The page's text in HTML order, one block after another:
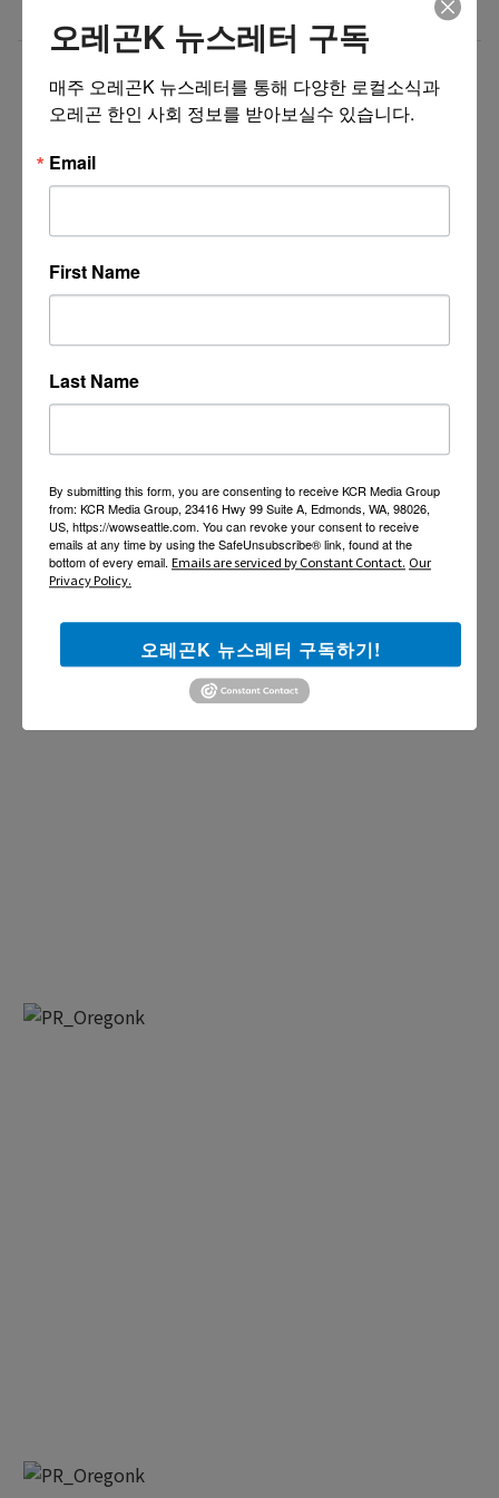
07/31/26
오레곤K 뉴스레터 구독
매주 오레곤K 뉴스레터를 통해 다양한 로컬소식과
오레곤 한인 사회 정보를 받아보실수 있습니다.
Email
First Name
Last Name
By submitting this form, you are consenting to receive KCR Media Group
from: KCR Media Group, 23416 Hwy 99 Suite A, Edmonds, WA, 98026,
US, https://wowseattle.com. You can revoke your consent to receive
emails at any time by using the SafeUnsubscribe® link, found at the
bottom of every email. Emails are serviced by Constant Contact. Our
Privacy Policy.
오레곤K 뉴스레터 구독하기!